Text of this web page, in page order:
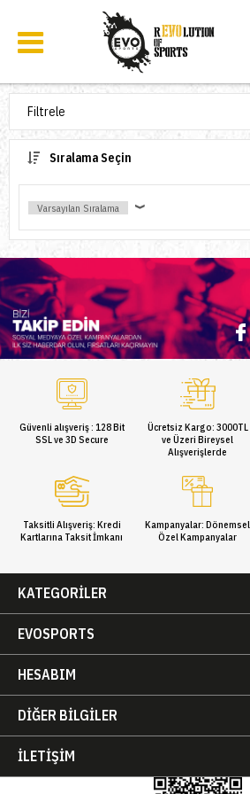
Filtrele
Sıralama Seçin
Güvenli alışveriş : 128 Bit
SSL ve 3D Secure
Ücretsiz Kargo: 3000TL
ve Üzeri Bireysel
Alışverişlerde
Taksitli Alışveriş: Kredi
Kartlarına Taksit İmkanı
Kampanyalar: Dönemsel
Özel Kampanyalar
KATEGORILER
EVOSPORTS
HESABIM
DIĞER BILGILER
İLETIŞIM